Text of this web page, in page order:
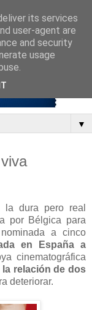
▼
dura pero real
por Bélgica para
a cinco
en España a
cinematográfica
relación de dos
deteriorar.
its services
user-agent are
and security
usage